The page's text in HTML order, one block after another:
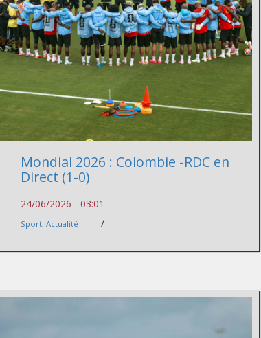
Mondial 2026 : Colombie -RDC en
Direct (1-0)
24/06/2026 - 03:01
Sport,Actualité /